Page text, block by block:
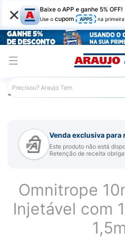
× Baixe o APP e ganhe 5% OFF!
Use o cupom APP5 na
Araujo Medicamentos
Venda exclusiva para
Este produto não está
Retenção de receita
Omnitrope
Injetável com